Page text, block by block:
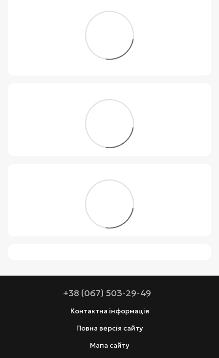
+38 (067) 503-29-49
Контактна інформація
Повна версія сайту
Мапа сайту